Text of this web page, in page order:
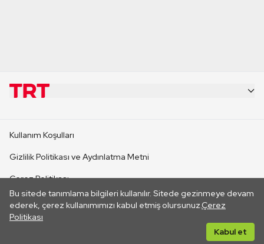
Bu sitede tanımlama bilgileri kullanılır. Sitede gezinmeye devam
ederek, çerez kullanımımızı kabul etmiş olursunuz.Çerez
Politikası
Kabul et
CANLI YAYINLAR
Kullanım Koşulları
Gizlilik Politikası ve Aydınlatma Metni
Çerez Politikası
İletişim
Her hakkı saklıdır. ©2026 TRT. Bağlantı yoluyla gidilen dış